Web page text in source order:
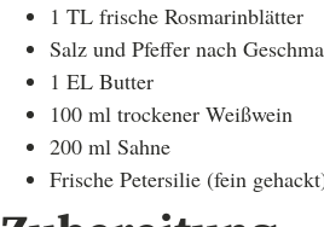
1 TL frische Rosmarinblätter
Salz und Pfeffer nach
1 EL Butter
100 ml trockener Weißwein
200 ml Sahne
Frische Petersilie (fein